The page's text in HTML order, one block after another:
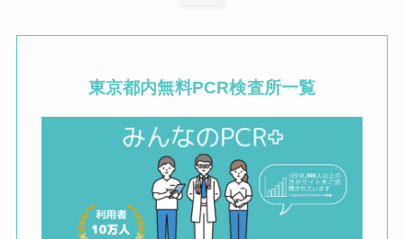
東京都内無料PCR検査所一覧